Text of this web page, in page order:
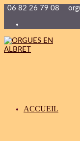
06 82 26 79 08
ACCUEIL